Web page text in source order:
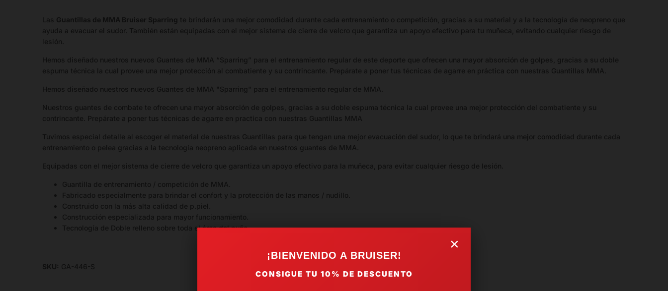
×
¡BIENVENIDO A BRUISER!
CONSIGUE TU 10% DE DESCUENTO
mostradas
representan
cantidad
8-9 cm
ancho
cm
largo
9-10
cm
largo
Las Guantillas de MMA Bruiser Sparring te brindarán una mejor comodidad durante cada entrenamiento o competición, gracias a su material y a la tecnología de neopreno que
ayuda a evacuar el sudor. También están equipadas con el mejor sistema de cierre de velcro que garantiza un apoyo efectivo para tu muñeca, evitando cualquier riesgo de
lesión.
Hemos diseñado nuestros nuevos Guantes de MMA “Sparring” para el entrenamiento regular de este deporte que ofrecen una mayor absorción de golpes, gracias a su doble
espuma técnica la cual provee una mejor protección al combatiente y su contrincante. Prepárate a poner tus técnicas de agarre en práctica con nuestras Guantillas MMA.
Hemos diseñado nuestros nuevos Guantes de MMA "Sparring" para el entrenamiento regular de MMA.
Nuestros guantes de combate te ofrecen una mayor absorción de golpes, gracias a su doble espuma técnica la cual provee una mejor protección del combatiente y su
contrincante. Prepárate a poner tus técnicas de agarre en practica con nuestras Guantillas MMA
Tuvimos especial detalle al escoger el material de nuestras Guantillas para que tengan una mejor evacuación del sudor, lo que te brindará una mejor comodidad durante cada
entrenamiento o pelea gracias a la tecnología neopreno aplicada en nuestros guantes de MMA.
Equipadas con el mejor sistema de cierre de velcro que garantiza un apoyo efectivo para la muñeca, para evitar cualquier riesgo de lesión.
Guantilla de entrenamiento / competición de MMA.
Fabricado especialmente para brindar el confort y la protección de las manos / nudillo.
Construido con la más alta calidad de p.piel.
Construcción especializada para mayor funcionamiento.
Tecnología de Doble relleno sobre toda el área del puño.
SKU: GA-446-S